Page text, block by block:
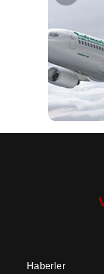
Haberler